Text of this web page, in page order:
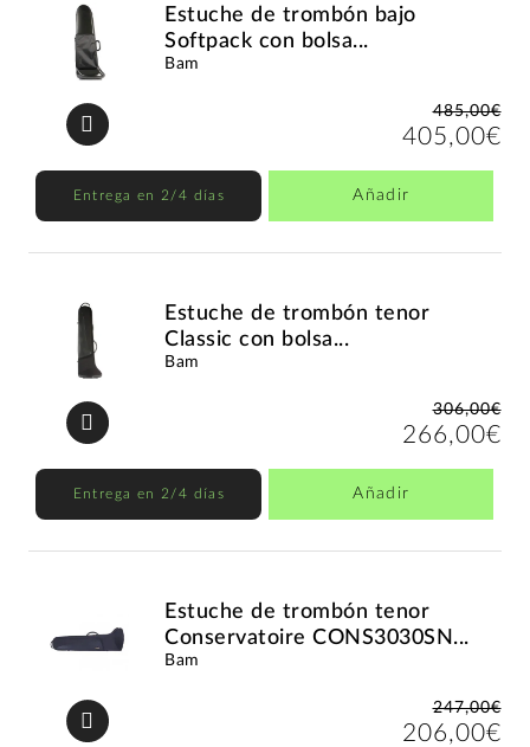
Estuche de trombón bajo
Softpack con bolsa...
Bam
485,00€
405,00€
Entrega en 2/4 días Añadir
Estuche de trombón tenor
Classic con bolsa...
Bam
306,00€
266,00€
Entrega en 2/4 días Añadir
Estuche de trombón tenor
Conservatoire CONS3030SN...
Bam
247,00€
206,00€